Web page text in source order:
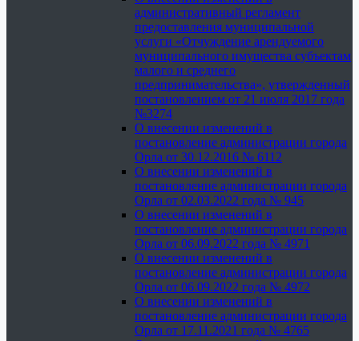
административный регламент
предоставления муниципальной
услуги «Отчуждение арендуемого
муниципального имущества субъектам
малого и среднего
предпринимательства», утвержденный
постановлением от 21 июля 2017 года
№3274
О внесении изменений в
постановление администрации города
Орла от 30.12.2016 № 6112
О внесении изменений в
постановление администрации города
Орла от 02.03.2022 года № 945
О внесении изменений в
постановление администрации города
Орла от 06.09.2022 года № 4971
О внесении изменений в
постановление администрации города
Орла от 06.09.2022 года № 4972
О внесении изменений в
постановление администрации города
Орла от 17.11.2021 года № 4765